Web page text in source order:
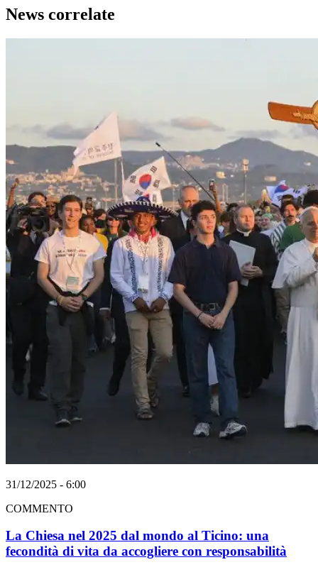
News correlate
31/12/2025 - 6:00
COMMENTO
La Chiesa nel 2025 dal mondo al Ticino: una
fecondità di vita da accogliere con responsabilità